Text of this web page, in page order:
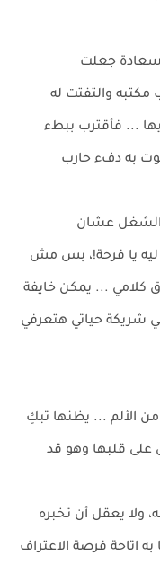
جعلت
مكتبه والتفتت له
... فأقترب ببطء
به دفء حارب
الشغل عشان
يا فرحة!، بس مش
كلامي ... يمكن خايفة
شريكة حياتي هتعرفي
الألم ... يظنها تبكِ
على قلبها وهو قد
ولا يعقل أن تخبره
اتاحة فرصة الاعتراف